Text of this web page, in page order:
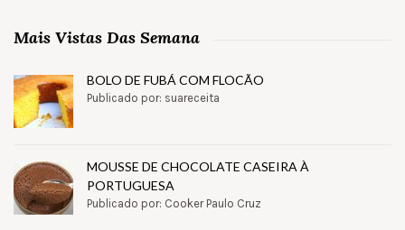
Mais Vistas Das Semana
BOLO DE FUBÁ COM FLOCÃO
Publicado por: suareceita
MOUSSE DE CHOCOLATE CASEIRA À
PORTUGUESA
Publicado por: Cooker Paulo Cruz